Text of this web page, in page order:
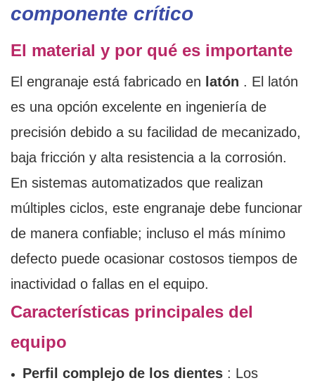
componente crítico
El material y por qué es importante
El engranaje está fabricado en latón . El latón
es una opción excelente en ingeniería de
precisión debido a su facilidad de mecanizado,
baja fricción y alta resistencia a la corrosión.
En sistemas automatizados que realizan
múltiples ciclos, este engranaje debe funcionar
de manera confiable; incluso el más mínimo
defecto puede ocasionar costosos tiempos de
inactividad o fallas en el equipo.
Características principales del
equipo
Perfil complejo de los dientes: Los